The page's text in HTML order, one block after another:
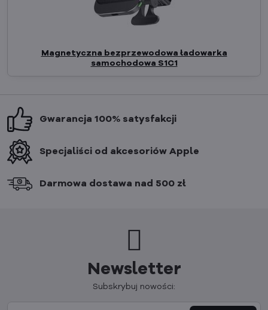
Magnetyczna bezprzewodowa ładowarka
samochodowa S1C1
Gwarancja 100% satysfakcji
Specjaliści od akcesoriów Apple
Darmowa dostawa nad 500 zł
Newsletter
Subskrybuj nowości: